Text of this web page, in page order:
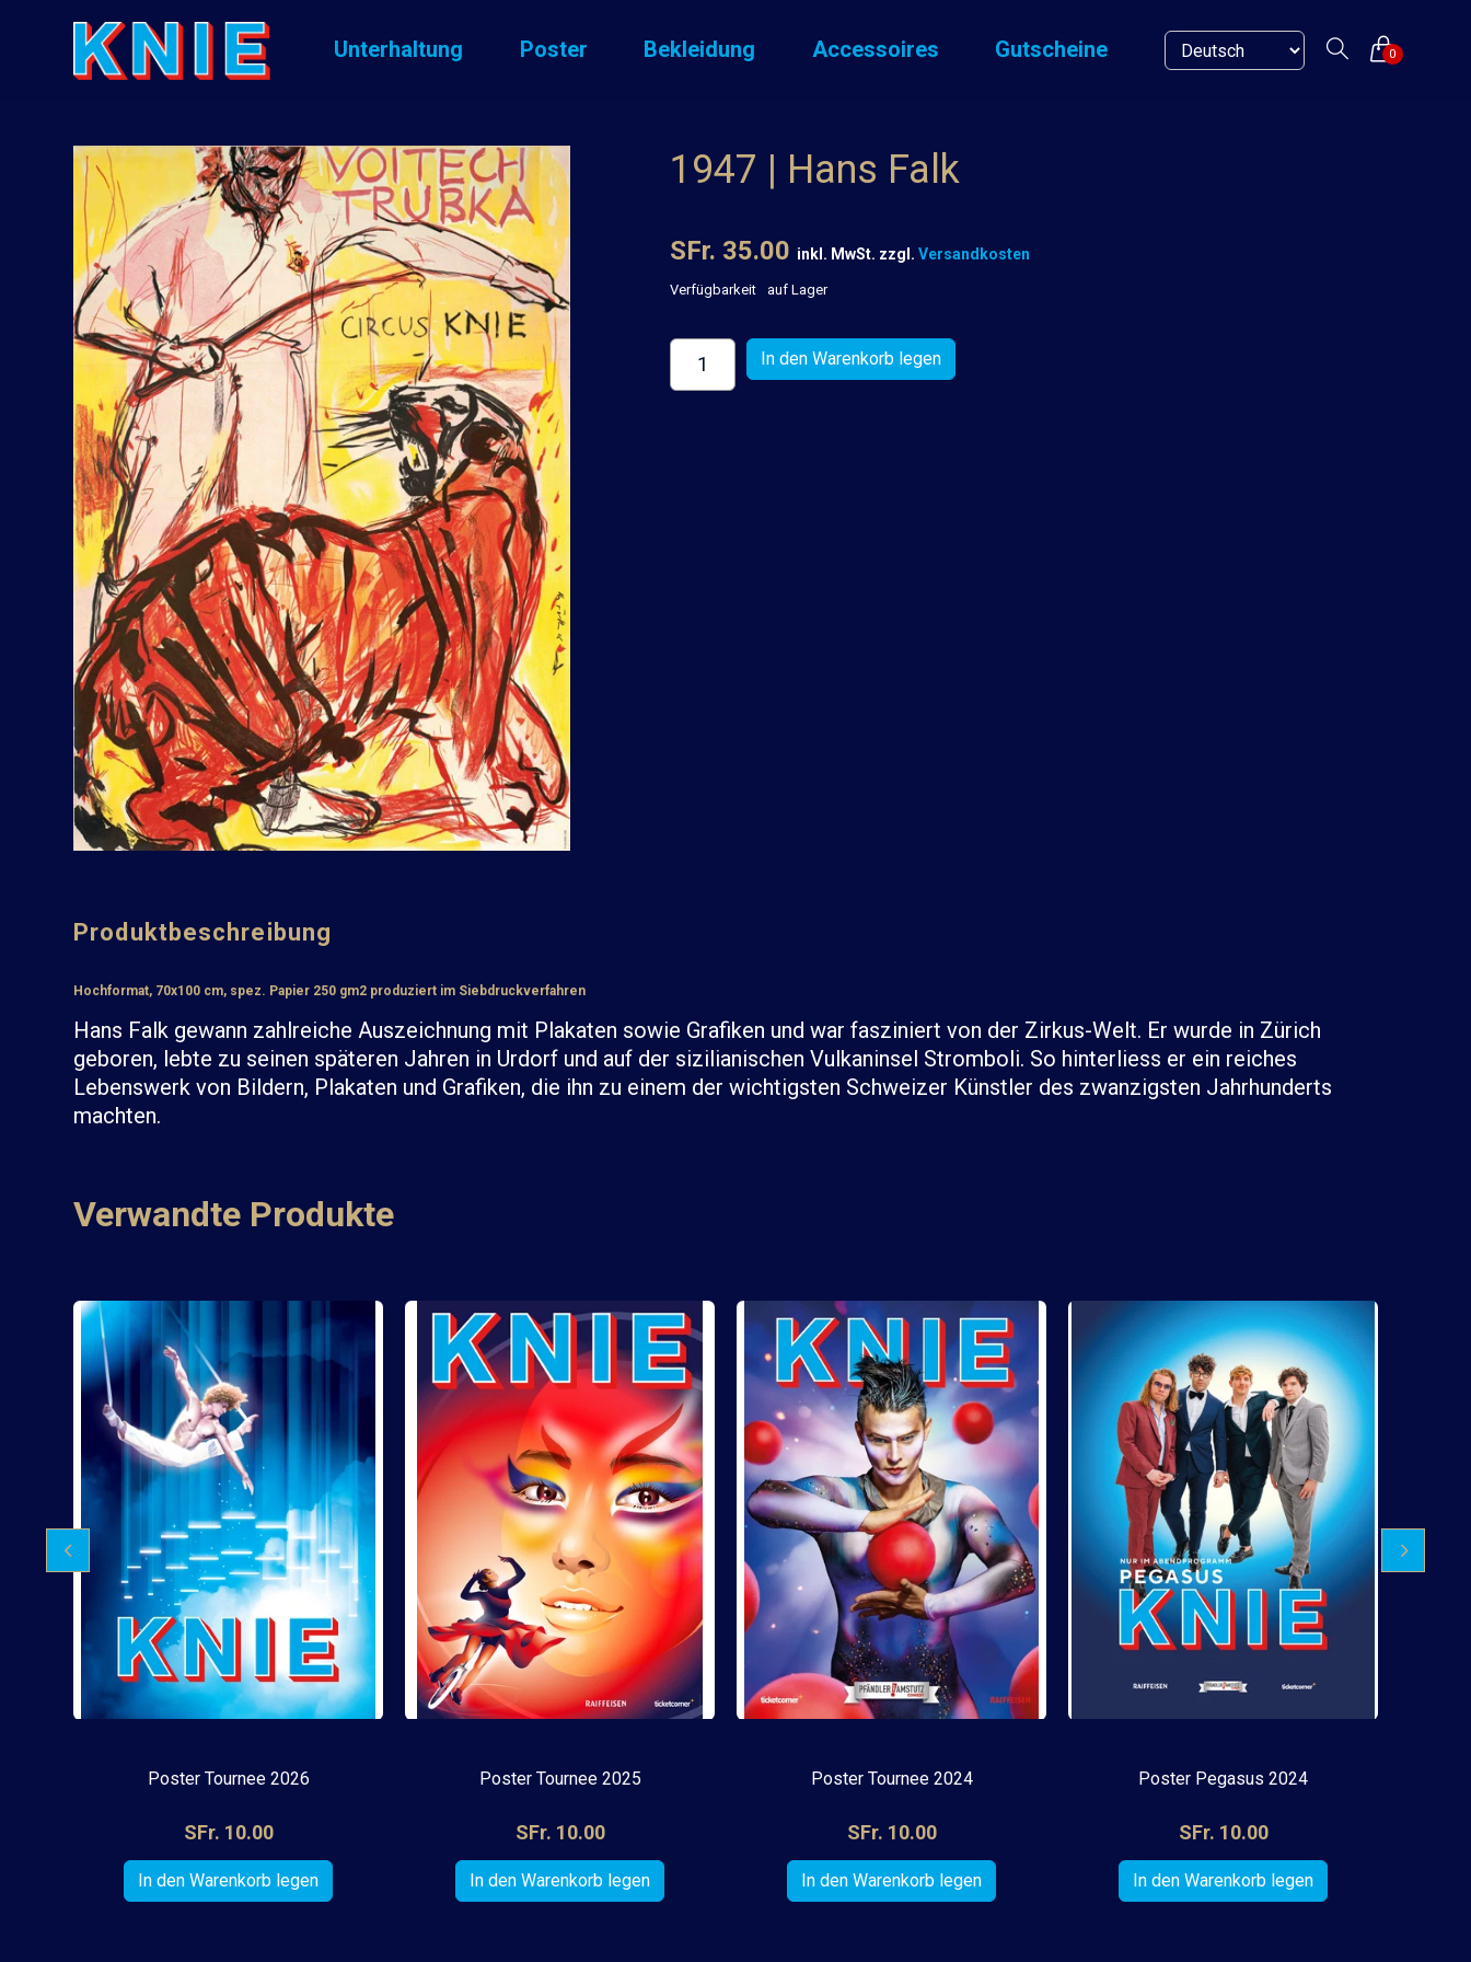
Unterhaltung Poster Bekleidung Accessoires Gutscheine 0
1947 | Hans Falk
SFr. 35.00 inkl. MwSt. zzgl. Versandkosten
Verfügbarkeit auf Lager
Produktbeschreibung
Hochformat, 70x100 cm, spez. Papier 250 gm2 produziert im Siebdruckverfahren
Hans Falk gewann zahlreiche Auszeichnung mit Plakaten sowie Grafiken und war fasziniert von der Zirkus-Welt. Er wurde in Zürich
geboren, lebte zu seinen späteren Jahren in Urdorf und auf der sizilianischen Vulkaninsel Stromboli. So hinterliess er ein reiches
Lebenswerk von Bildern, Plakaten und Grafiken, die ihn zu einem der wichtigsten Schweizer Künstler des zwanzigsten Jahrhunderts
machten.
Verwandte Produkte
Poster Tournee 2026
SFr. 10.00
Poster Tournee 2025
SFr. 10.00
Poster Tournee 2024
SFr. 10.00
Poster Pegasus 2024
SFr. 10.00